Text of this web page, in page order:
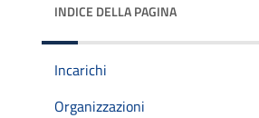
INDICE DELLA PAGINA
Incarichi
Organizzazioni